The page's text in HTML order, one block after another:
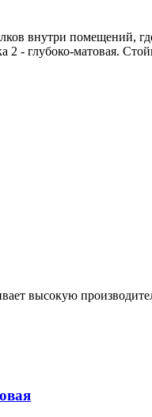
внутри помещений,
- глубоко-матовая.
высокую